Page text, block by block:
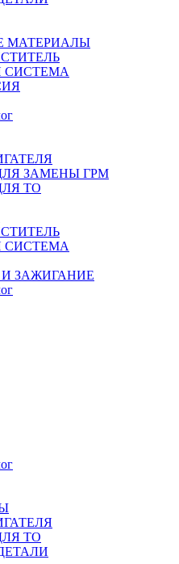
МАТЕРИАЛЫ
СИСТЕМА
ЗАМЕНЫ ГРМ
ТО
СИСТЕМА
ЗАЖИГАНИЕ
ТО